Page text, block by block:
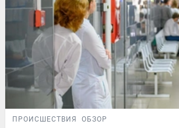
ПРОИСШЕСТВИЯ ОБЗОР